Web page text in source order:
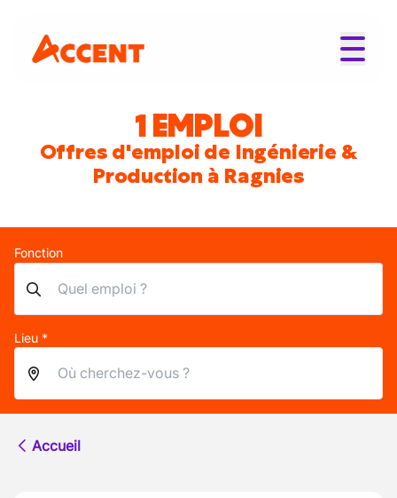
1 EMPLOI
Offres d'emploi de Ingénierie &
Production à Ragnies
Fonction
Lieu *
Accueil